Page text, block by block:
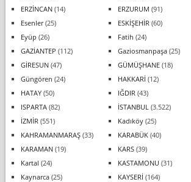
ERZİNCAN(14) ERZURUM (91)
Esenler(25) ESKİŞEHİR (60)
Eyüp (26) Fatih (24)
GAZİANTEP (112) Gaziosmanpaşa(25)
GİRESUN(47) GÜMÜŞHANE(18)
Güngören (24) HAKKARİ (12)
HATAY(50) IĞDIR (43)
ISPARTA(82) İSTANBUL (3.522)
İZMİR (551) Kadıköy(25)
KAHRAMANMARAŞ(33) KARABÜK(40)
KARAMAN(19) KARS(39)
Kartal (24) KASTAMONU (31)
Kaynarca(25) KAYSERİ (164)